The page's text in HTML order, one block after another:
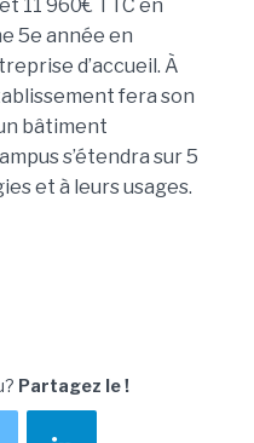
11 960€ TTC en
5e année en
d’accueil. À
fera son
bâtiment
s’étendra sur 5
et à leurs usages.
Partagez le !